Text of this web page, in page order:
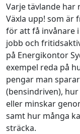
Varje tävlande har
Växla upp! som är
för att få invånare
jobb och
på Energikontor
exempel reda på
pengar man
(bensindriven),
eller minskar
samt hur många
sträcka.